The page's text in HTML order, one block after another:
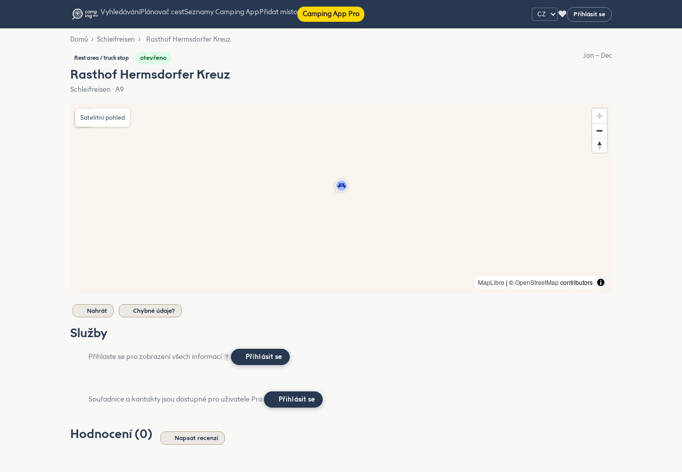
VyhledáváníPlánovač cestSeznamy Camping AppPřidat místo Camping App Pro ♥ Přihlásit se
Domů › Schleifreisen › Rasthof Hermsdorfer Kreuz
Rest area / truck stop otevřeno
Rasthof Hermsdorfer Kreuz
Schleifreisen · A9
Jan – Dec
MapLibre | ©OpenStreetMapcontributors
Satelitní pohled
Nahrát Chybné údaje?
Služby
Přihlaste se pro zobrazení všech informací ? Přihlásit se
Souřadnice a kontakty jsou dostupné pro uživatele Pro. Přihlásit se
Hodnocení (0) Napsat recenzi